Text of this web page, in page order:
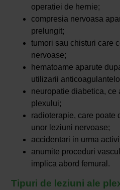
operatiei de hernie;
compresia nervoasa
prelungit;
tumori sau chisturi care
nervoase;
hematoame aparute
utilizarii
neuropatie diabetica, ce
plexului;
radioterapie, care poate
unor leziuni nervoase;
accidentari in urma
anumite proceduri
implica abord femural.
Tipuri de leziuni ale